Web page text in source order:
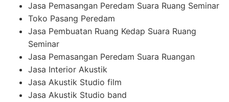
Jasa Pemasangan Peredam Suara Ruang Seminar
Toko Pasang Peredam
Jasa Pembuatan Ruang Kedap Suara Ruang
Seminar
Jasa Pemasangan Peredam Suara Ruangan
Jasa Interior Akustik
Jasa Akustik Studio film
Jasa Akustik Studio band